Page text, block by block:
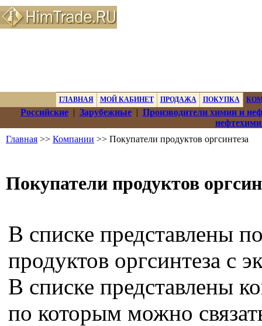
ГЛАВНАЯ МОЙ КАБИНЕТ ПРОДАЖА ПОКУПКА
Российские| Зарубежные| Производители химии и
Главная >> Компании >> Покупатели продуктов оргсинтеза
Покупатели продуктов
В списке представлены
продуктов оргсинтеза с
В списке представлены
по которым можно